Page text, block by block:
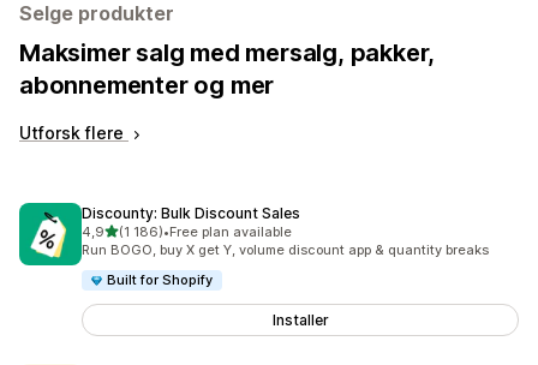
Selge produkter
Maksimer salg med mersalg, pakker,
abonnementer og mer
Utforsk flere
Discounty: Bulk Discount Sales
4,9av 5 stjerner
(1 186)
Totalt 1186 omtaler
•Free plan available
Run BOGO, buy X get Y, volume discount app & quantity breaks
Built for Shopify
Installer